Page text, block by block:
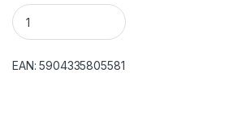
PLECAK PLUSZOWY KOT STARPAK
EAN:5904335805581